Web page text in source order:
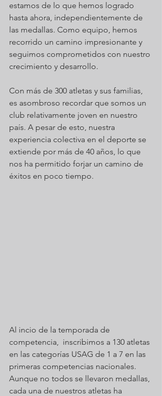
estamos de lo que hemos logrado
hasta ahora, independientemente de
las medallas. Como equipo, hemos
recorrido un camino impresionante y
seguimos comprometidos con nuestro
crecimiento y desarrollo.
Con más de 300 atletas y sus familias,
es asombroso recordar que somos un
club relativamente joven en nuestro
país. A pesar de esto, nuestra
experiencia colectiva en el deporte se
extiende por más de 40 años, lo que
nos ha permitido forjar un camino de
éxitos en poco tiempo.
Al incio de la temporada de
competencia,  inscribimos a 130 atletas
en las categorías USAG de 1 a 7 en las
primeras competencias nacionales.
Aunque no todos se llevaron medallas,
cada una de nuestros atletas ha